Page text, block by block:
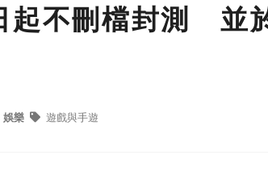
不刪檔封測 並
娛樂 遊戲與手遊